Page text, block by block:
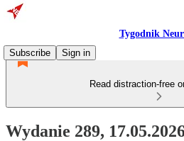
Tygodnik
Subscribe
Sign in
Read distraction-free
Wydanie 289,